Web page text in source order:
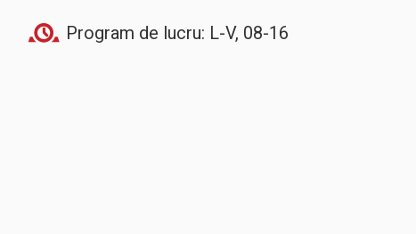
Program de lucru: L-V, 08-16